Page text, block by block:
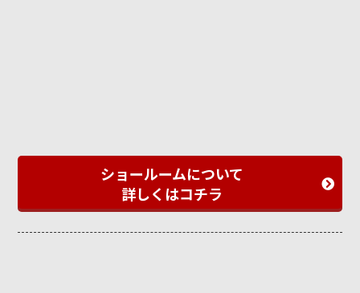
ショールームについて
詳しくはコチラ